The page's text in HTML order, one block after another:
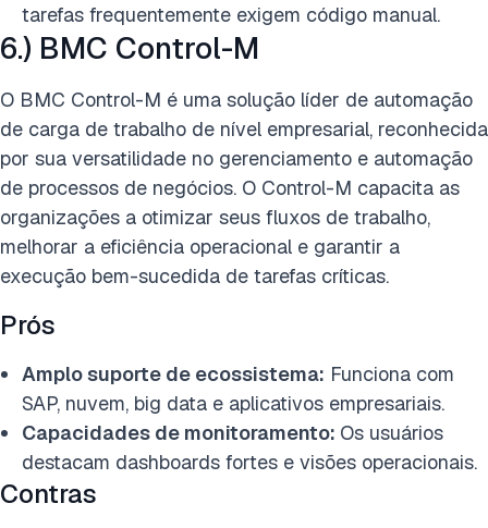
tarefas frequentemente exigem código manual.
6.) BMC Control-M
O BMC Control-M é uma solução líder de automação
de carga de trabalho de nível empresarial, reconhecida
por sua versatilidade no gerenciamento e automação
de processos de negócios. O Control-M capacita as
organizações a otimizar seus fluxos de trabalho,
melhorar a eficiência operacional e garantir a
execução bem-sucedida de tarefas críticas.
Prós
Amplo suporte de ecossistema: Funciona com
SAP, nuvem, big data e aplicativos empresariais.
Capacidades de monitoramento: Os usuários
destacam dashboards fortes e visões operacionais.
Contras